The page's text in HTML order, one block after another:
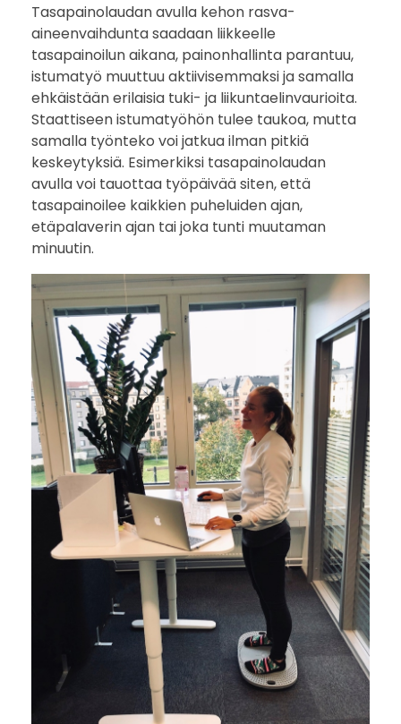
Tasapainolaudan avulla kehon rasva-
aineenvaihdunta saadaan liikkeelle
tasapainoilun aikana, painonhallinta parantuu,
istumatyö muuttuu aktiivisemmaksi ja samalla
ehkäistään erilaisia tuki- ja liikuntaelinvaurioita.
Staattiseen istumatyöhön tulee taukoa, mutta
samalla työnteko voi jatkua ilman pitkiä
keskeytyksiä. Esimerkiksi tasapainolaudan
avulla voi tauottaa työpäivää siten, että
tasapainoilee kaikkien puheluiden ajan,
etäpalaverin ajan tai joka tunti muutaman
minuutin.